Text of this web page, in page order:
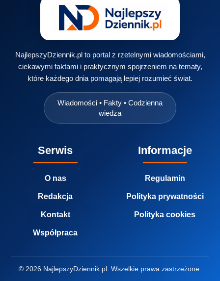
NajlepszyDziennik.pl to portal z rzetelnymi wiadomościami,
ciekawymi faktami i praktycznym spojrzeniem na tematy,
które każdego dnia pomagają lepiej rozumieć świat.
Wiadomości • Fakty • Codzienna
wiedza
Serwis
O nas
Redakcja
Kontakt
Współpraca
Informacje
Regulamin
Polityka prywatności
Polityka cookies
© 2026 NajlepszyDziennik.pl. Wszelkie prawa zastrzeżone.